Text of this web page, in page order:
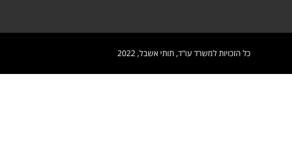
כל הזכויות למשרד עו"ד, תותי אשבל, 2022